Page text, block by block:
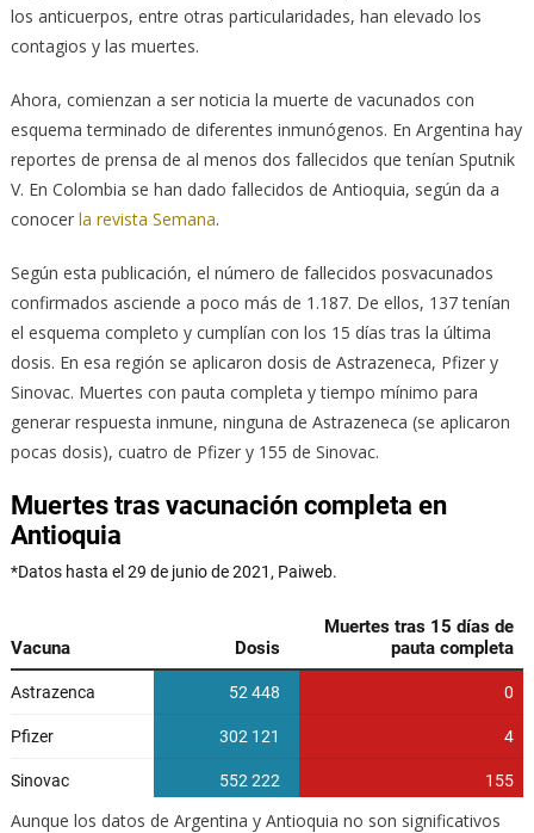
los anticuerpos, entre otras particularidades, han elevado los
contagios y las muertes.
Ahora, comienzan a ser noticia la muerte de vacunados con
esquema terminado de diferentes inmunógenos. En Argentina hay
reportes de prensa de al menos dos fallecidos que tenían Sputnik
V. En Colombia se han dado fallecidos de Antioquia, según da a
conocer la revista Semana.
Según esta publicación, el número de fallecidos posvacunados
confirmados asciende a poco más de 1.187. De ellos, 137 tenían
el esquema completo y cumplían con los 15 días tras la última
dosis. En esa región se aplicaron dosis de Astrazeneca, Pfizer y
Sinovac. Muertes con pauta completa y tiempo mínimo para
generar respuesta inmune, ninguna de Astrazeneca (se aplicaron
pocas dosis), cuatro de Pfizer y 155 de Sinovac.
Aunque los datos de Argentina y Antioquia no son significativos